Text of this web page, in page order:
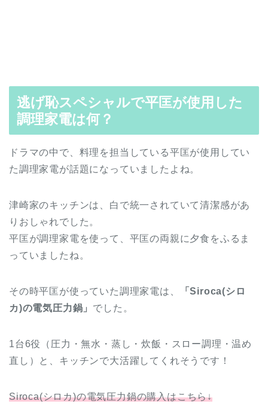
逃げ恥スペシャルで平匡が使用した
調理家電は何？
ドラマの中で、料理を担当している平匡が使用してい
た調理家電が話題になっていましたよね。
津崎家のキッチンは、白で統一されていて清潔感があ
りおしゃれでした。
平匡が調理家電を使って、平匡の両親に夕食をふるま
っていましたね。
その時平匡が使っていた調理家電は、
「Siroca(シロ
カ)の電気圧力鍋」 でした。
1台6役（圧力・無水・蒸し・炊飯・スロー調理・温め
直し）と、キッチンで大活躍してくれそうです！
Siroca(シロカ)の電気圧力鍋の購入はこちら↓